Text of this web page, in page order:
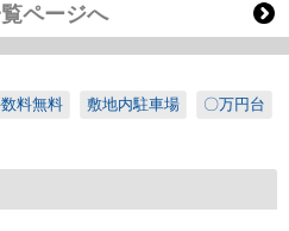
ページへ
料無料 敷地内駐車場 〇万円台